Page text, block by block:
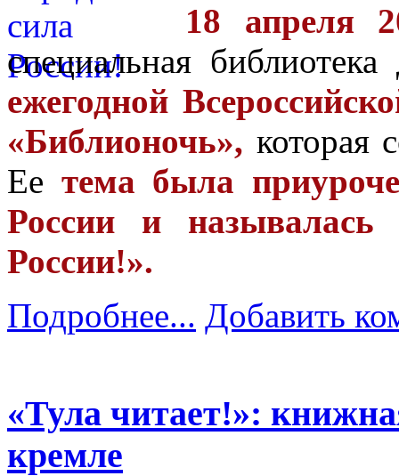
18 апреля
специальная
ежегодной
«Библионочь», которая
Ее тема была
России и
России!».
Подробнее... Добавить
«Тула читает!»:
кремле